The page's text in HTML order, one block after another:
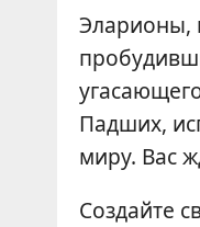
Эларионы,
Падших,
миру. Вас
Создайте